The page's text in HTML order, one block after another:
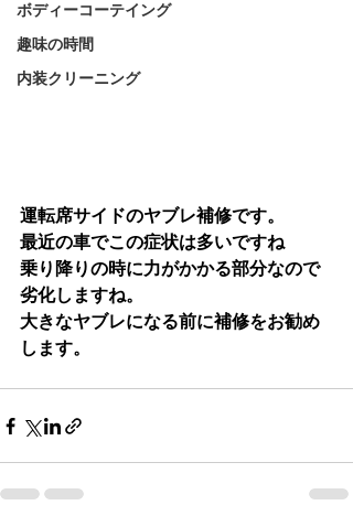
ボディーコーテイング
趣味の時間
内装クリーニング
運転席サイドのヤブレ補修です。
最近の車でこの症状は多いですね
乗り降りの時に力がかかる部分なので
劣化しますね。
大きなヤブレになる前に補修をお勧め
します。